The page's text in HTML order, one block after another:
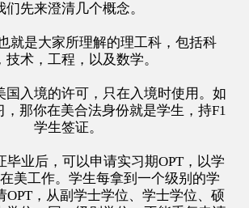
们先来澄清几个概念。
就是大家所理解的理工科，包括科
技术，工程，以及数学。
国入境的许可，只在入境时使用。如
，那你在美合法身份就是学生，持F1
学生签证。
毕业后，可以申请实习期OPT，以学
美工作。学生每拿到一个级别的学
OPT，从副学士学位、学士学位、硕